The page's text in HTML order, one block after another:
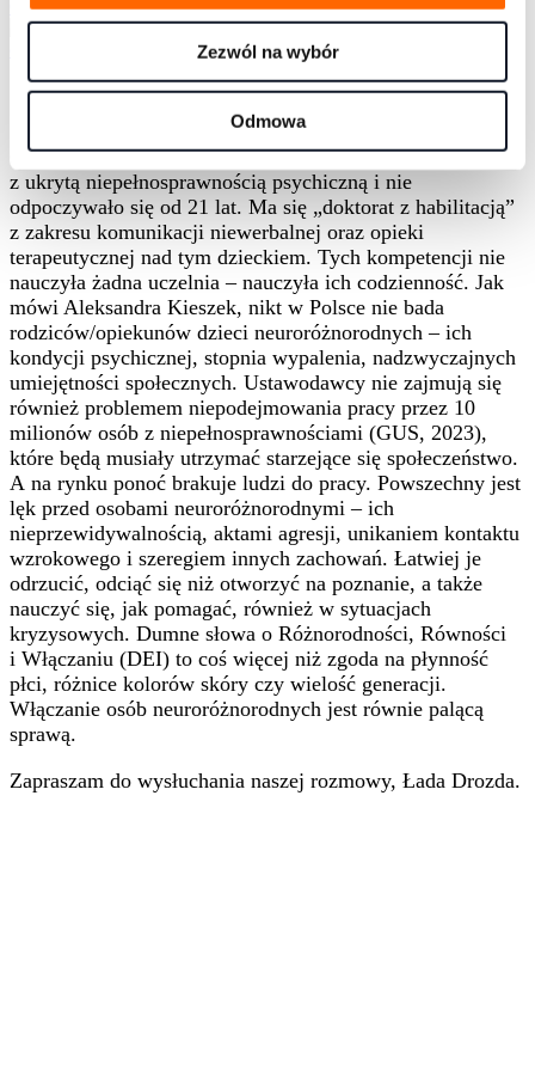
Zezwól na wybór
Odmowa
CoachingEfektywnośćInneRelacjeRóżnorodność
Łada Drozdapartnerka / konsultantka / trenerka /
Czasem jest się rodzicem ponad 20-letniego dziecka
z ukrytą niepełnosprawnością psychiczną i nie
odpoczywało się od 21 lat. Ma się „doktorat z habilitacją”
z zakresu komunikacji niewerbalnej oraz opieki
terapeutycznej nad tym dzieckiem. Tych kompetencji nie
nauczyła żadna uczelnia – nauczyła ich codzienność. Jak
mówi Aleksandra Kieszek, nikt w Polsce nie bada
rodziców/opiekunów dzieci neuroróżnorodnych – ich
kondycji psychicznej, stopnia wypalenia, nadzwyczajnych
umiejętności społecznych. Ustawodawcy nie zajmują się
również problemem niepodejmowania pracy przez 10
milionów osób z niepełnosprawnościami (GUS, 2023),
które będą musiały utrzymać starzejące się społeczeństwo.
A na rynku ponoć brakuje ludzi do pracy. Powszechny jest
lęk przed osobami neuroróżnorodnymi – ich
nieprzewidywalnością, aktami agresji, unikaniem kontaktu
wzrokowego i szeregiem innych zachowań. Łatwiej je
odrzucić, odciąć się niż otworzyć na poznanie, a także
nauczyć się, jak pomagać, również w sytuacjach
kryzysowych. Dumne słowa o Różnorodności, Równości
i Włączaniu (DEI) to coś więcej niż zgoda na płynność
płci, różnice kolorów skóry czy wielość generacji.
Włączanie osób neuroróżnorodnych jest równie palącą
sprawą.
Zapraszam do wysłuchania naszej rozmowy, Łada Drozda.